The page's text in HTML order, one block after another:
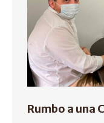
Rumbo a una